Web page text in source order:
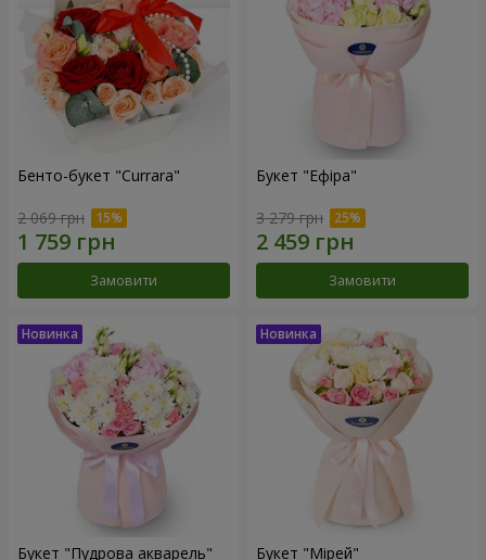
Бенто-букет "Currara"
2 069 грн
Замовити
Букет "Ефіра"
3 279 грн
Замовити
Букет "Пудрова акварель" Букет "Мірей"